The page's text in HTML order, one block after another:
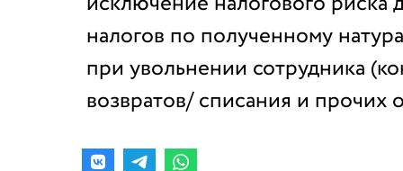
налогов по полученному
при увольнении сотрудника
возвратов/ списания и прочих